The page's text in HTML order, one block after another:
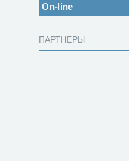
On-line
ПАРТНЕРЫ